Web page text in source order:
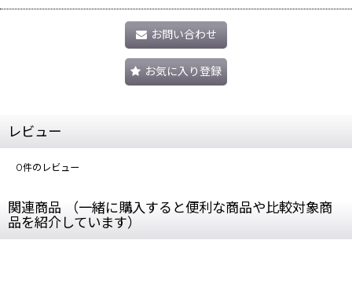
お問い合わせ
お気に入り登録
レビュー
0件のレビュー
関連商品 （一緒に購入すると便利な商品や比較対象商
品を紹介しています）